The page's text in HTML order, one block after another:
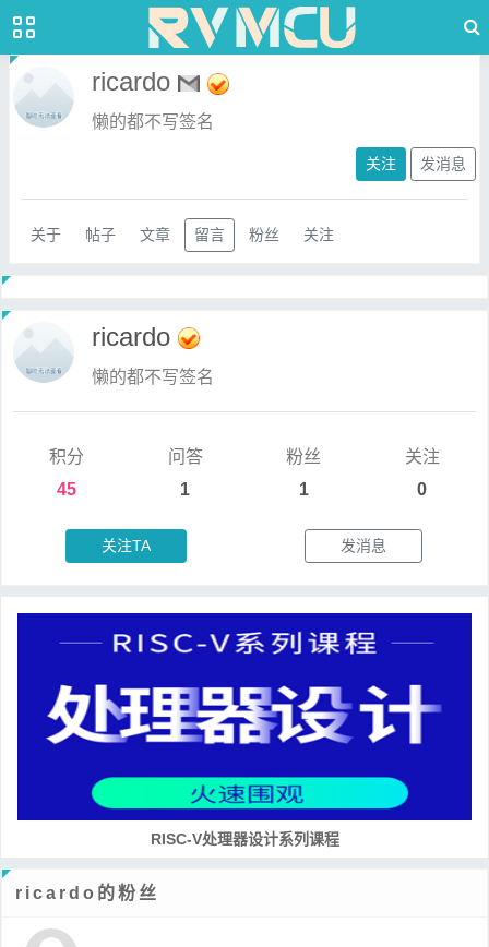
ricardo
懒的都不写签名
关注 发消息
关于 帖子 文章 留言 粉丝 关注
ricardo
懒的都不写签名
积分
45
问答
1
粉丝
1
关注
0
关注TA 发消息
RISC-V处理器设计系列课程
ricardo的粉丝